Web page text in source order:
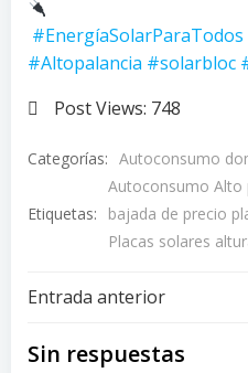
#EnergíaSolarParaTodos
#Altopalancia #solarbloc
Post Views: 748
Categorías: Autoconsumo
Etiquetas:
Autoconsumo Alto
bajada de precio
Placas solares
Navegación
Entrada anterior
Sin respuestas